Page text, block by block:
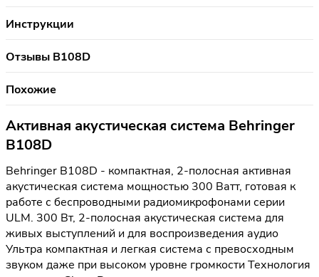
Инструкции
Отзывы B108D
Похожие
Активная акустическая система Behringer
B108D
Behringer B108D - компактная, 2-полосная активная
акустическая система мощностью 300 Ватт, готовая к
работе с беспроводными радиомикрофонами серии
ULM. 300 Вт, 2-полосная акустическая система для
живых выступлений и для воспроизведения аудио
Ультра компактная и легкая система с превосходным
звуком даже при высоком уровне громкости Технология